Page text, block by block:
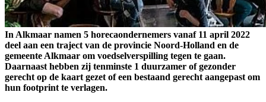
In Alkmaar namen 5 horecaondernemers vanaf 11 april 2022
deel aan een traject van de provincie Noord-Holland en de
gemeente Alkmaar om voedselverspilling tegen te gaan.
Daarnaast hebben zij tenminste 1 duurzamer of gezonder
gerecht op de kaart gezet of een bestaand gerecht aangepast om
hun footprint te verlagen.